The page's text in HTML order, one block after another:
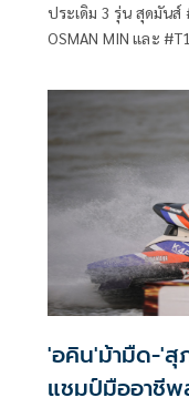
ประเดิม 3 รุ่น สุดมัน
OSMAN MIN และ
ดับเบิลยู จีพี วัน วอเ
2 ที่ระเบิดความมันส์
ชายหาดสวนสนประ
'อคิน'ม้ามืด-'สุ
แชมป์มืออาชี